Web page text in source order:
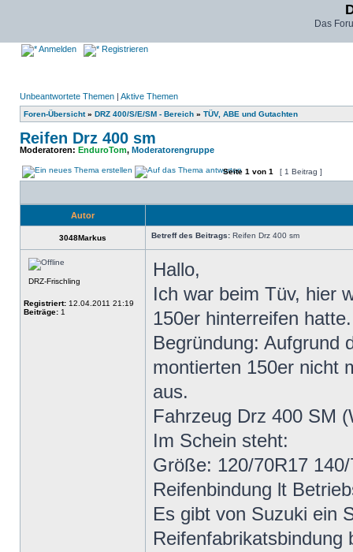
Das
Anmelden Registrieren
Unbeantwortete Themen | Aktive Themen
Foren-Übersicht» DRZ 400/S/E/SM - Bereich » TÜV, ABE und Gutachten
Reifen Drz 400 sm
Moderatoren: EnduroTom, Moderatorengruppe
Seite 1 von 1 [ 1 Beitrag ]
Autor
3048Markus Betreff des Beitrags: Reifen Drz 400 sm
DRZ-Frischling
Registriert: 12.04.2011 21:19
Beiträge: 1
Hallo,
Ich war beim Tüv, hier
150er hinterreifen hatte.
Begründung: Aufgrund
montierten 150er nicht
aus.
Fahrzeug Drz 400 SM
Im Schein steht:
Größe: 120/70R17
Reifenbindung lt
Es gibt von Suzuki ein